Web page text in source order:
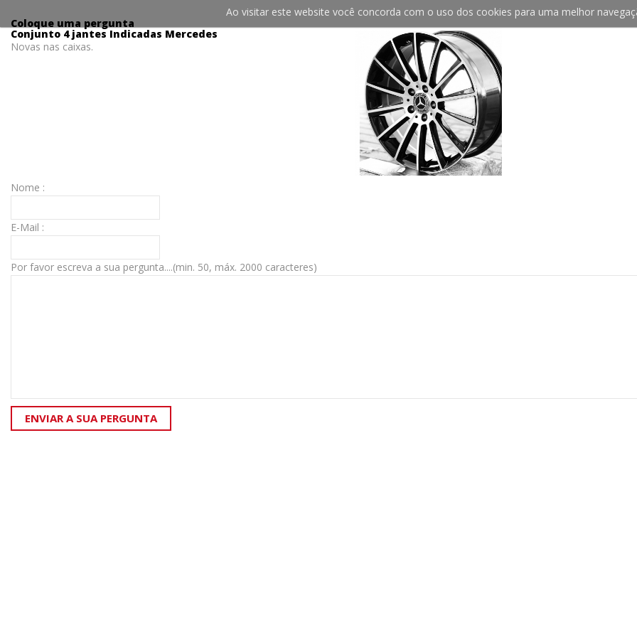
Ao visitar este website você concorda com o uso dos cookies para uma melhor
Coloque uma pergunta
Conjunto 4 jantes Indicadas Mercedes
Novas nas caixas.
Nome :
E-Mail :
Por favor escreva a sua pergunta....(min. 50, máx. 2000 caracteres)